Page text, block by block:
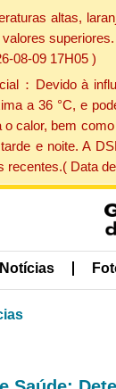
altas,
08-09 17H05 )
：Devido à
a 36 °C, e
o calor, bem
e noite. A
recentes.( Data
Notícias